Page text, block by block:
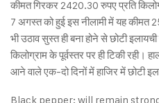
कीमत गिरकर 2420.30 रुपए प्रति
7 अगस्त को हुई इस नीलामी में यह कीमत
भी उठाव सुस्त ही बना होने से छोटी
किलोग्राम के पूर्वस्तर पर ही टिकी रही।
आने वाले एक-दो दिनों में हाजिर में छोटी
Black pepper: will remain